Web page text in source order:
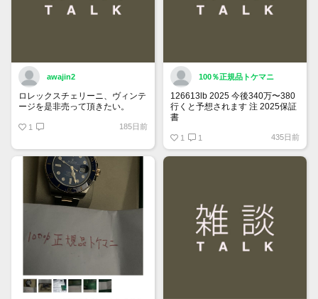
awajin2
ロレックスチェリーニ、ヴィンテ
ージを是非売って頂きたい。
1 185日前
100％正規品トケマニ
126613lb 2025 今後340万〜380
行くと予想されます 注 2025保証
書
2025/ @Watch_Monster_より
1 1 435日前